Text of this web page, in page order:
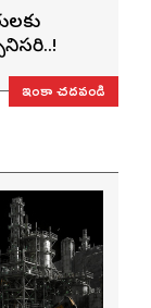
ఇంకా చదవండి